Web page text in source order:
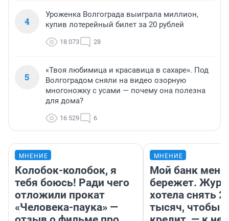
4
Уроженка Волгограда выиграла миллион,
купив лотерейный билет за 20 рублей
18 073 28
5
«Твоя любимица и красавица в сахаре». Под
Волгоградом сняли на видео озорную
многоножку с усами — почему она полезна
для дома?
16 529 6
МНЕНИЕ
Колобок-колобок, я
тебя боюсь! Ради чего
отложили прокат
«Человека-паука» —
МНЕНИЕ
Мой банк меня
бережет.
хотела снять
тысяч, чтобы